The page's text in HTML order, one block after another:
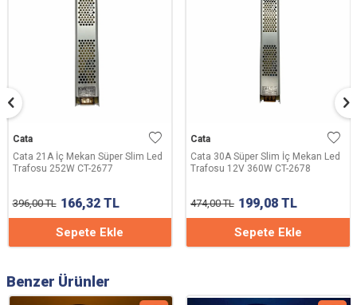
Cata
Cata 21A İç Mekan Süper Slim Led
Trafosu 252W CT-2677
396,00TL 166,32TL
Sepete Ekle
Cata
Cata 30A Süper Slim İç Mekan Led
Trafosu 12V 360W CT-2678
474,00TL 199,08TL
Sepete Ekle
Benzer Ürünler